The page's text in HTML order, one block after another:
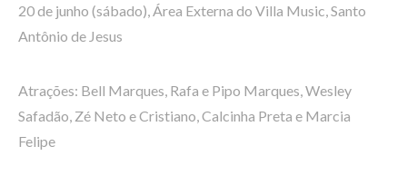
20 de junho (sábado), Área Externa do Villa Music, Santo
Antônio de Jesus
Atrações: Bell Marques, Rafa e Pipo Marques, Wesley
Safadão, Zé Neto e Cristiano, Calcinha Preta e Marcia
Felipe